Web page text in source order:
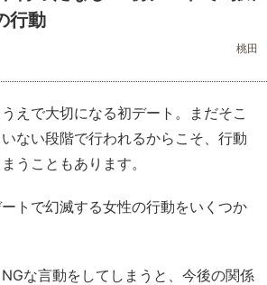
行動
桃田
えで大切になる初デート。まだそこ
ない段階で行われるからこそ、行動
うこともあります。
トで幻滅する女性の行動をいくつか
な言動をしてしまうと、今後の関係